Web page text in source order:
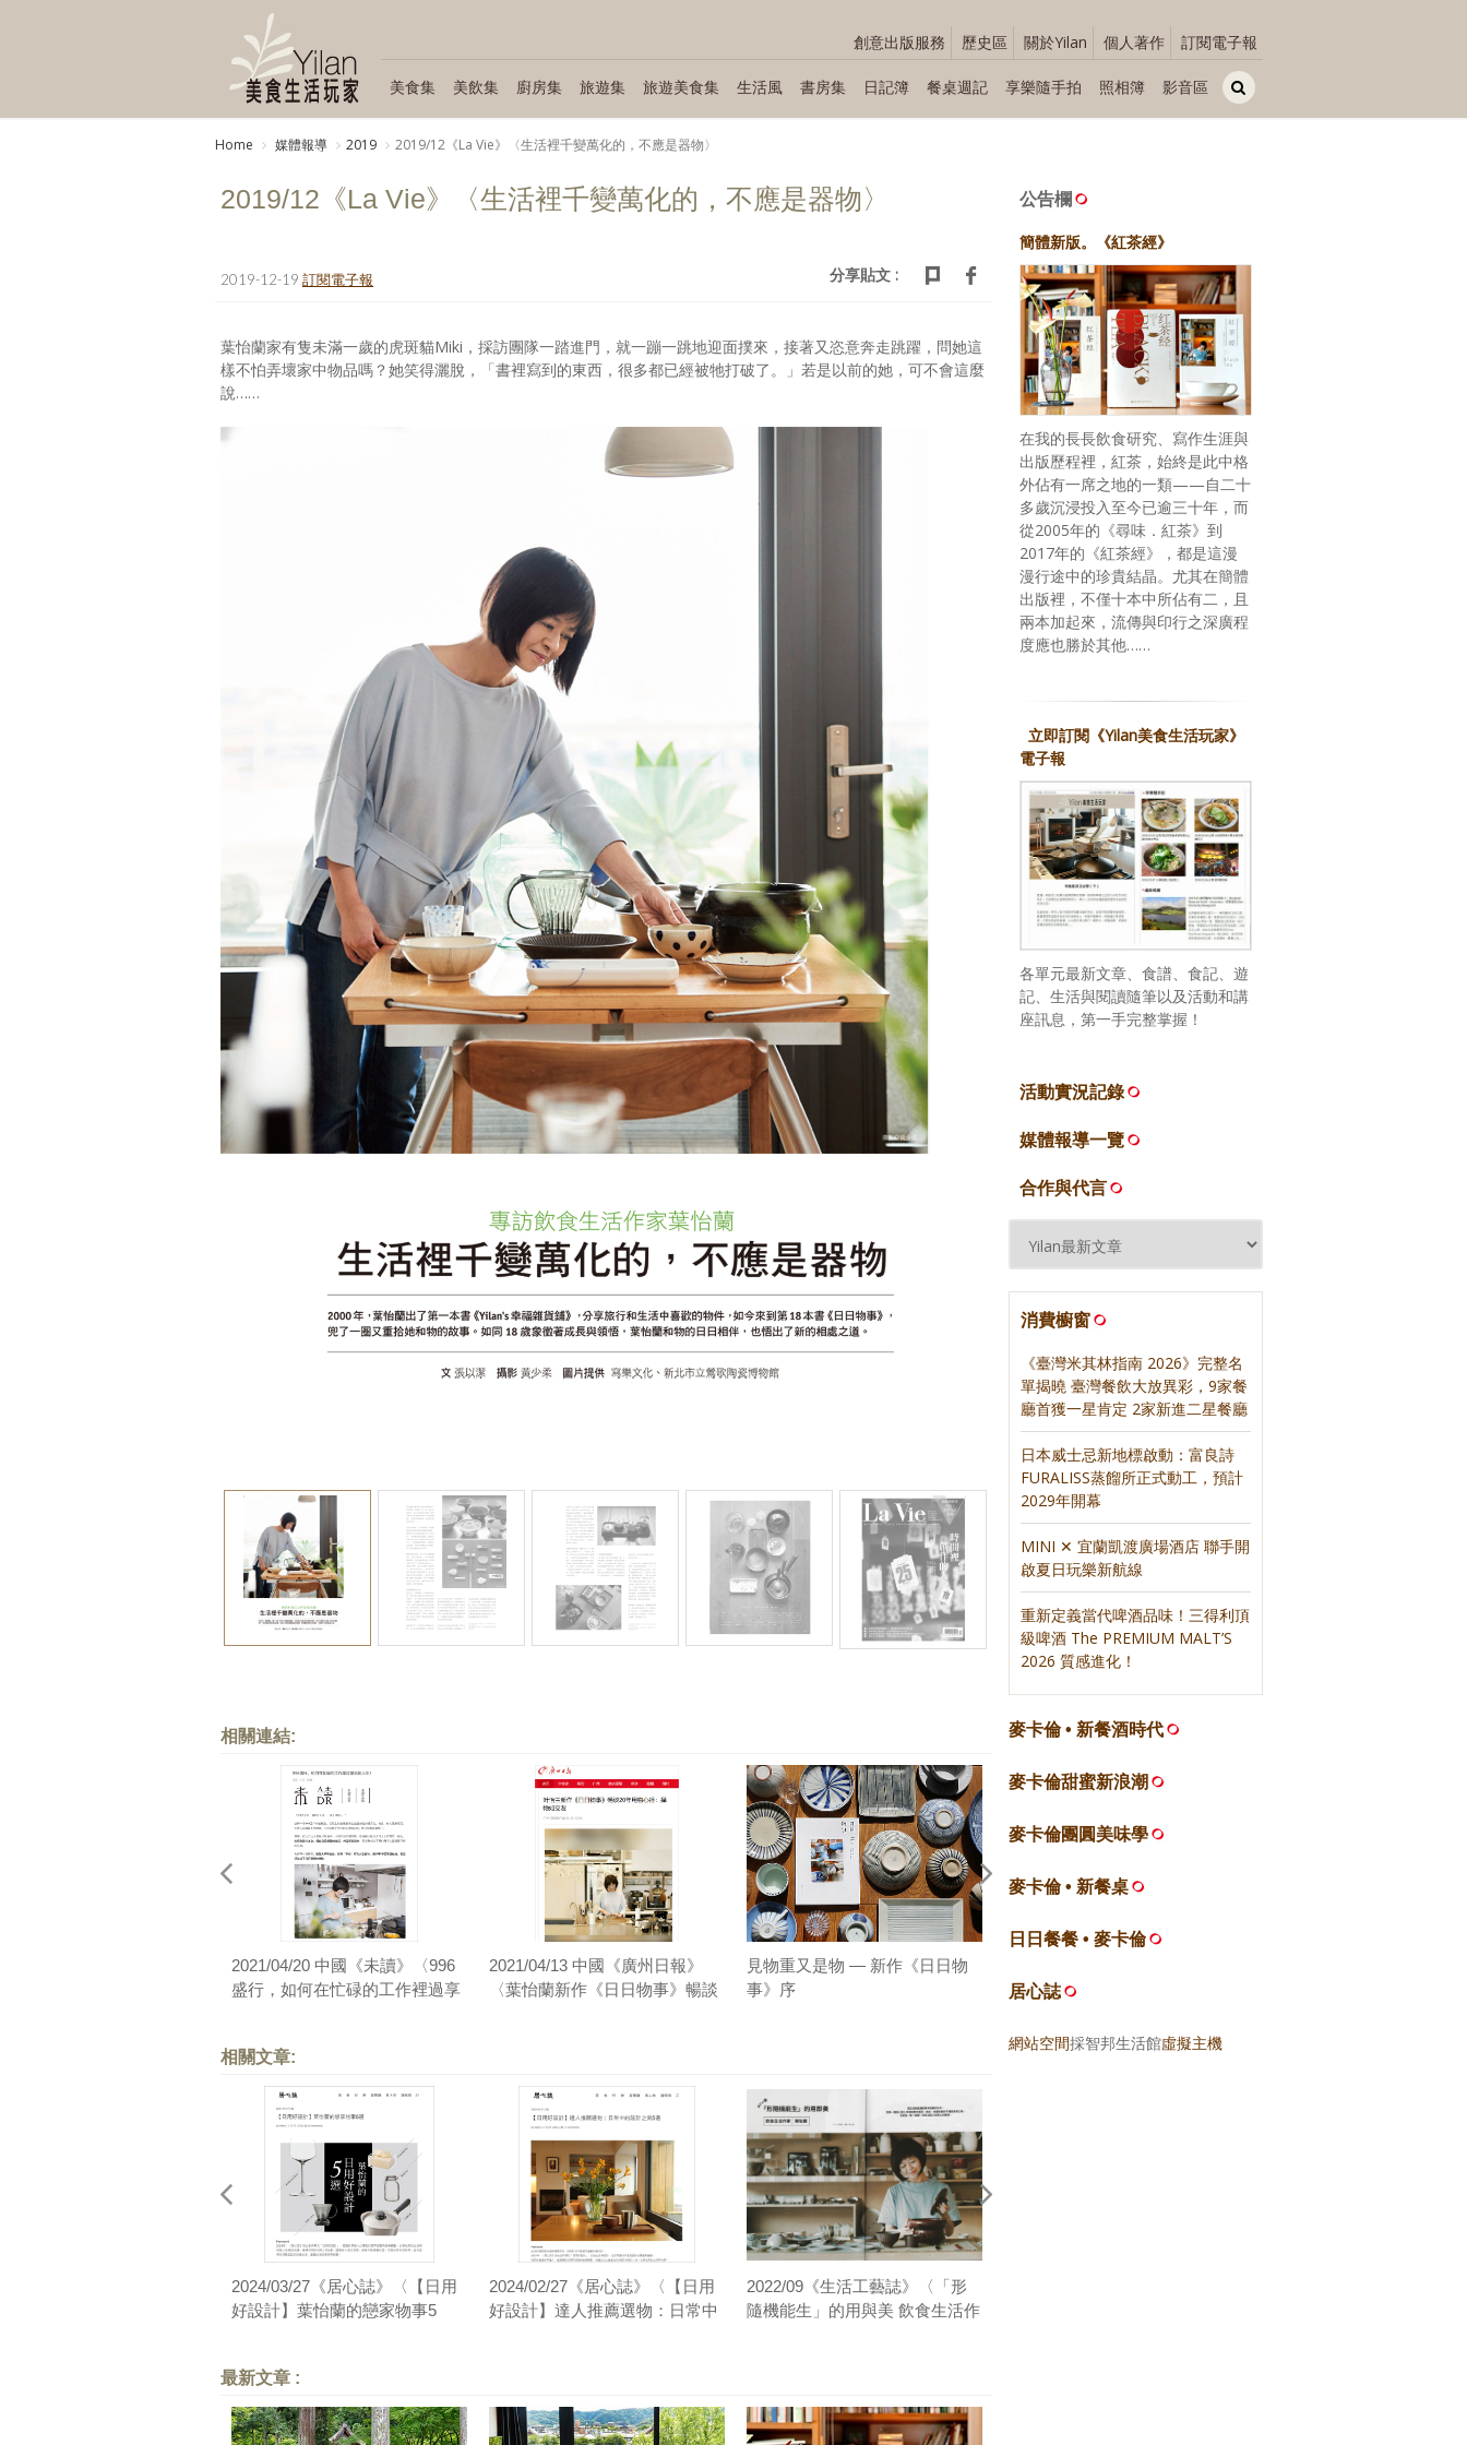
創意出版服務 歷史區 關於Yilan 個人著作 訂閱電子報
美食集 美飲集 廚房集 旅遊集 旅遊美食集 生活風 書房集 日記簿 餐桌週記 享樂隨手拍 照相簿 影音區
Home 媒體報導 2019 2019/12《La Vie》〈生活裡千變萬化的，不應是器物〉
2019/12《La Vie》〈生活裡千變萬化的，不應是器物〉
2019-12-19 訂閱電子報 分享貼文 :
葉怡蘭家有隻未滿一歲的虎斑貓Miki，採訪團隊一踏進門，就一蹦一跳地迎面撲來，接著又恣意奔走跳躍，問她這
樣不怕弄壞家中物品嗎？她笑得灑脫，「書裡寫到的東西，很多都已經被牠打破了。」若是以前的她，可不會這麼
說……
相關連結:
2021/04/20 中國《未讀》〈996
盛行，如何在忙碌的工作裡過享
2021/04/13 中國《廣州日報》
〈葉怡蘭新作《日日物事》暢談
見物重又是物 — 新作《日日物
事》序
相關文章:
2024/03/27《居心誌》〈【日用
好設計】葉怡蘭的戀家物事5
2024/02/27《居心誌》〈【日用
好設計】達人推薦選物：日常中
2022/09《生活工藝誌》〈「形
隨機能生」的用與美 飲食生活作
最新文章 :
公告欄
簡體新版。《紅茶經》
在我的長長飲食研究、寫作生涯與
出版歷程裡，紅茶，始終是此中格
外佔有一席之地的一類——自二十
多歲沉浸投入至今已逾三十年，而
從2005年的《尋味．紅茶》到
2017年的《紅茶經》，都是這漫
漫行途中的珍貴結晶。尤其在簡體
出版裡，不僅十本中所佔有二，且
兩本加起來，流傳與印行之深廣程
度應也勝於其他……
立即訂閱《Yilan美食生活玩家》
電子報
各單元最新文章、食譜、食記、遊
記、生活與閱讀隨筆以及活動和講
座訊息，第一手完整掌握！
活動實況記錄
媒體報導一覽
合作與代言
消費櫥窗
《臺灣米其林指南 2026》完整名
單揭曉 臺灣餐飲大放異彩，9家餐
廳首獲一星肯定 2家新進二星餐廳
日本威士忌新地標啟動：富良詩
FURALISS蒸餾所正式動工，預計
2029年開幕
MINI ✕ 宜蘭凱渡廣場酒店 聯手開
啟夏日玩樂新航線
重新定義當代啤酒品味！三得利頂
級啤酒 The PREMIUM MALT’S
2026 質感進化！
麥卡倫 • 新餐酒時代
麥卡倫甜蜜新浪潮
麥卡倫團圓美味學
麥卡倫 • 新餐桌
日日餐餐 • 麥卡倫
居心誌
網站空間採智邦生活館虛擬主機